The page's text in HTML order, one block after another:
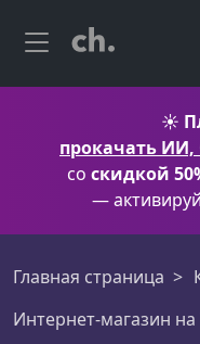
☀️
прокачать ИИ,
со скидкой
— активируй
Главная страница
Интернет-магазин на